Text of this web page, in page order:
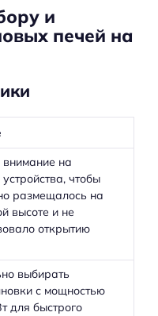
и
печей на
внимание на
чтобы
размещалось на
высоте и не
открытию
выбирать
с мощностью
для быстрого